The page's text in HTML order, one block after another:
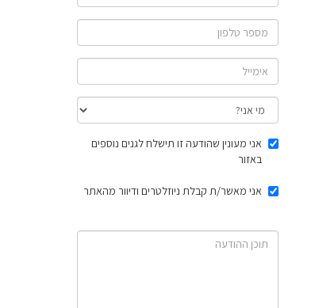
ג
ן
ל
א
פ
ע
י
ל חוות דעתאני מעונין שהודעה זו תישלח לגנים נוספים
באזור
אני מאשר/ת קבלת ניוזלטרים ודיוור מהאתר